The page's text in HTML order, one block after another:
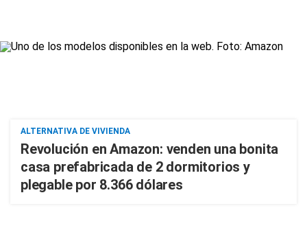
ALTERNATIVA DE VIVIENDA
Revolución en Amazon: venden una bonita
casa prefabricada de 2 dormitorios y
plegable por 8.366 dólares